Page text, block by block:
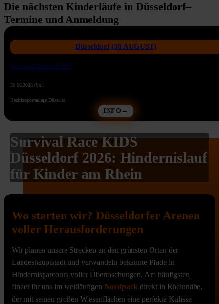
Die nächsten Kinderläufe in Düsseldorf–
Termine und Anmeldung
Düsseldorf (30 AUGUST)
Survival Race KIDS
30.08.2026 (So.)
Bezirkssportanlage Düsseltal
INFO→
Survival Race KIDS
Düsseldorf 2026: Hindernislauf
für Kinder am Rhein
Wo starten wir? Düsseldorfer Arenen
voller Herausforderungen
Wir planen unsere Strecken an den grünsten Orten der
Landeshauptstadt und verwandeln bekannte Pfade in
Hindernisparcours voller Überraschungen. Am häufigsten
findet ihr uns im weitläufigen Nordpark direkt in Rheinnähe,
der mit seinen großen Wiesenflächen eine perfekte Kulisse